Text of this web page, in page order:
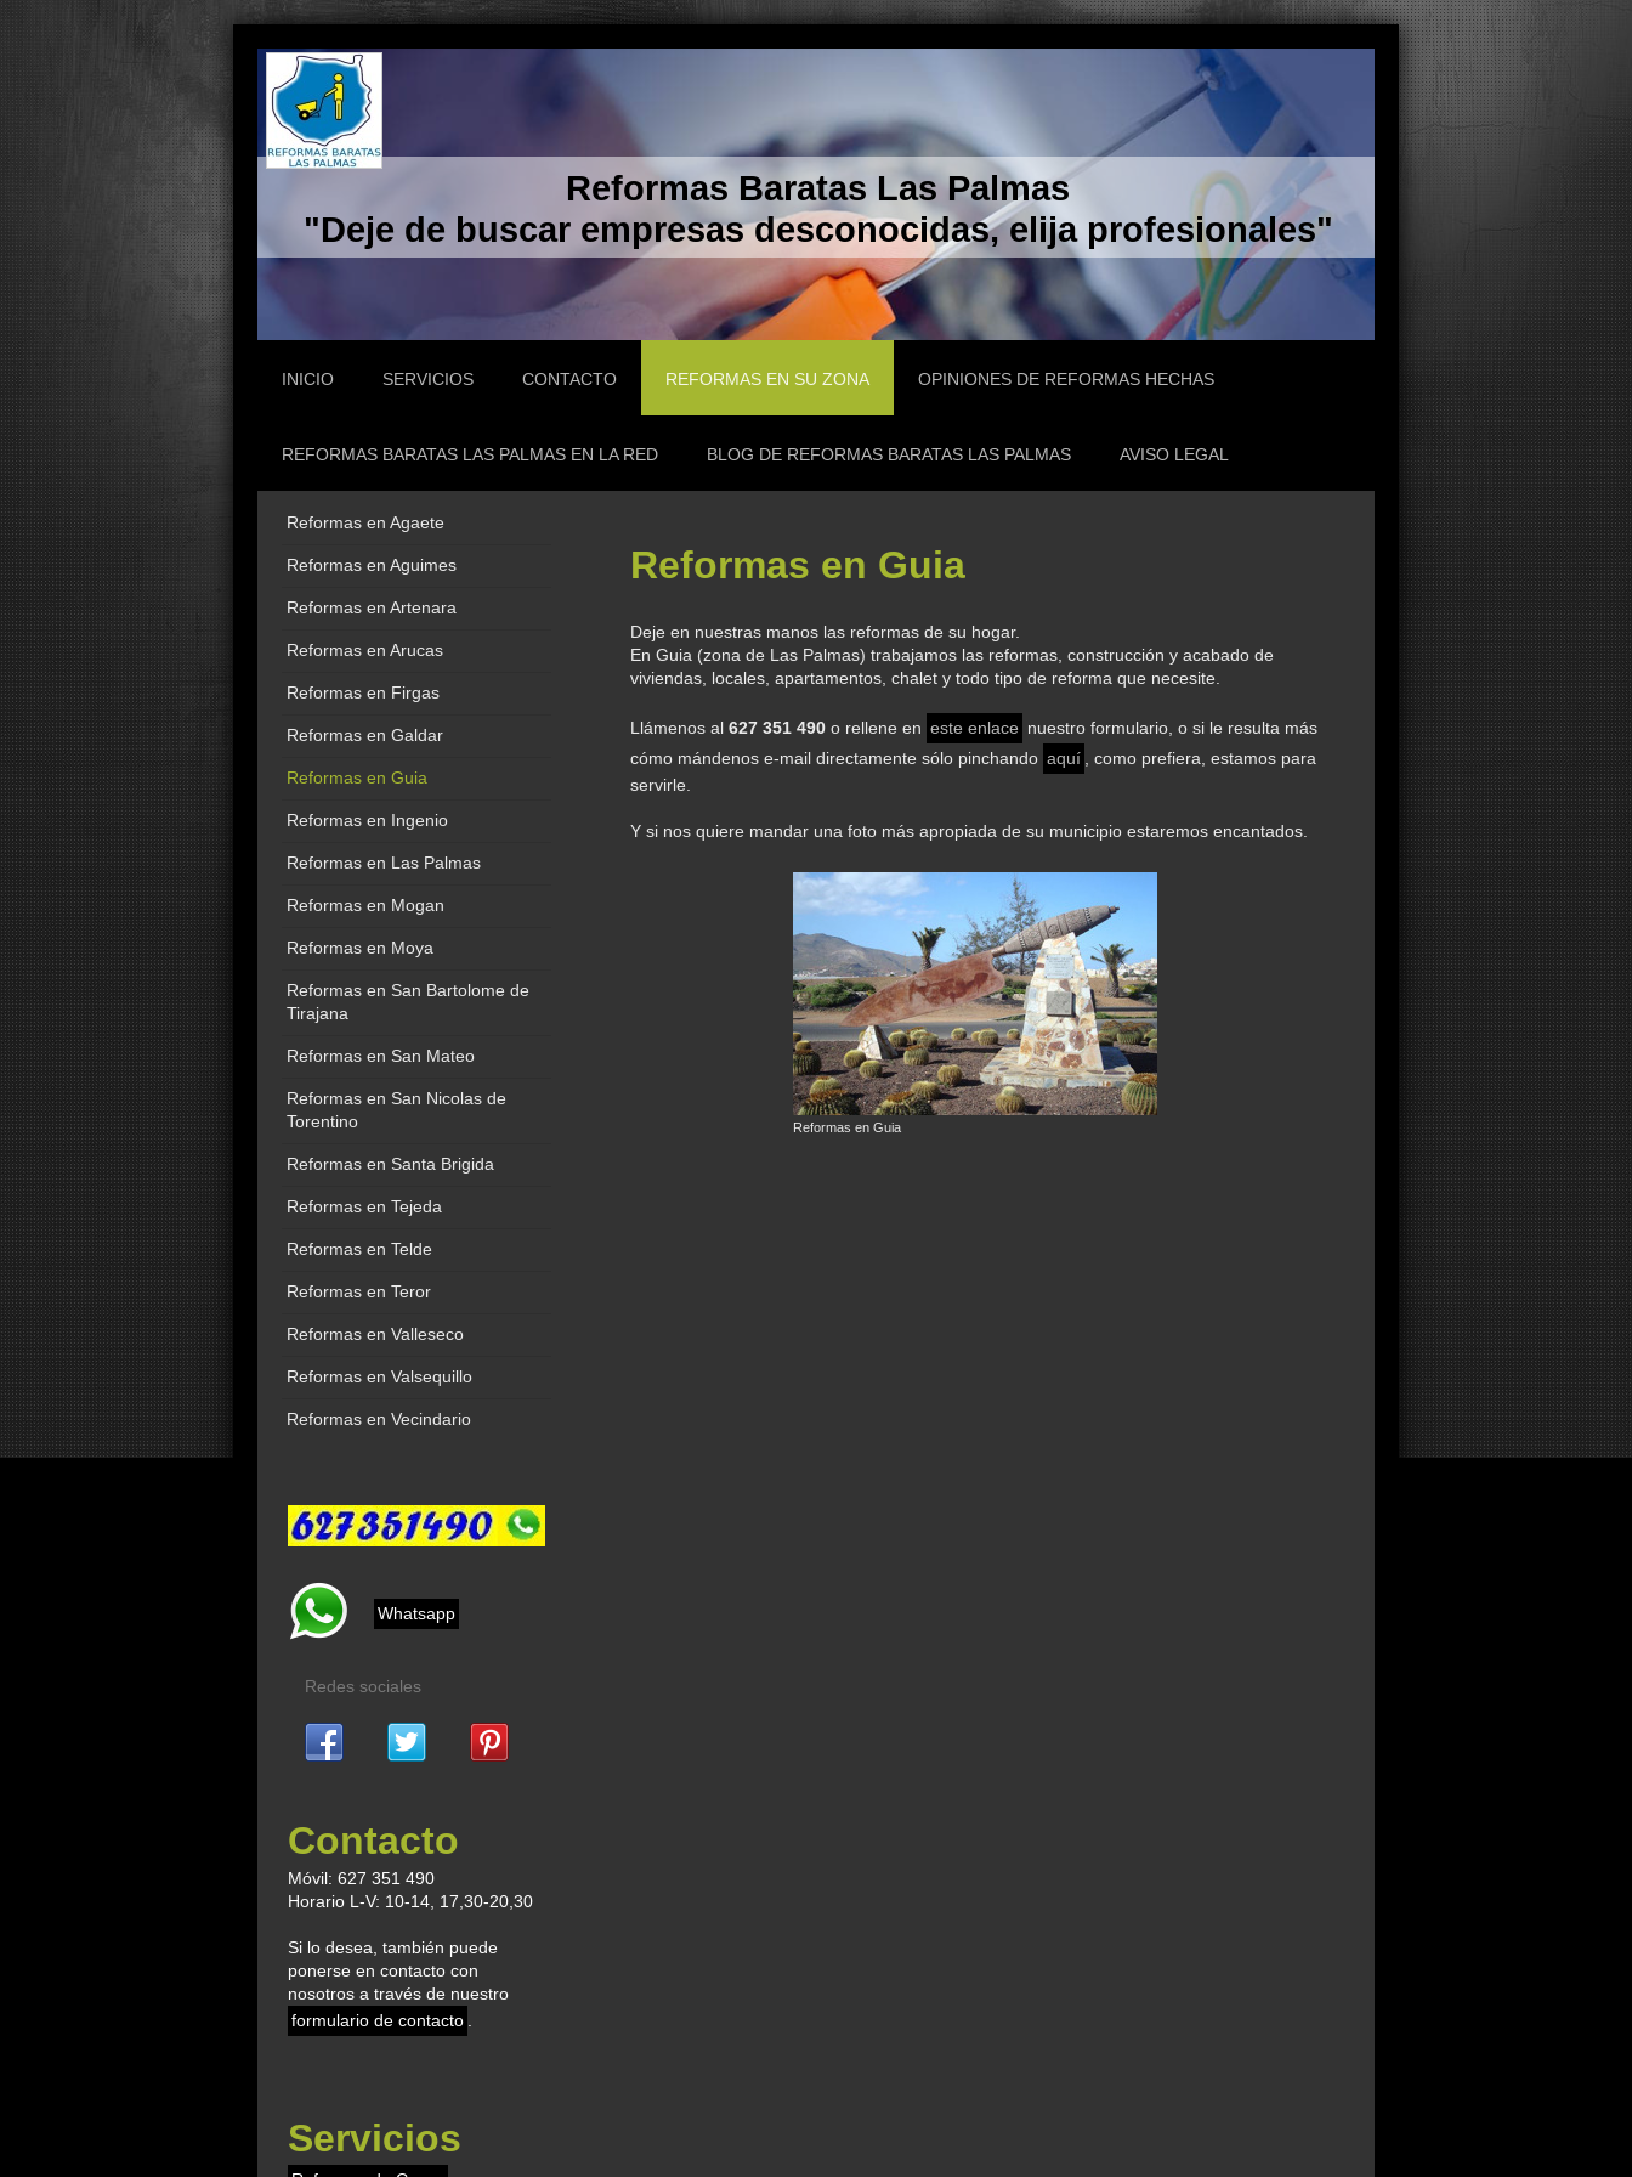
Reformas Baratas Las Palmas
"Deje de buscar empresas desconocidas, elija profesionales"
INICIO SERVICIOS CONTACTO REFORMAS EN SU ZONA OPINIONES DE REFORMAS HECHAS
REFORMAS BARATAS LAS PALMAS EN LA RED BLOG DE REFORMAS BARATAS LAS PALMAS AVISO LEGAL
Reformas en Guia
Deje en nuestras manos las reformas de su hogar.
En Guia (zona de Las Palmas) trabajamos las reformas, construcción y acabado de
viviendas, locales, apartamentos, chalet y todo tipo de reforma que necesite.
Llámenos al627 351 490 o rellene en este enlace nuestro formulario, o si le resulta más
cómo mándenos e-mail directamente sólo pinchando aquí
, como prefiera, estamos para
servirle.
Y si nos quiere mandar una foto más apropiada de su municipio estaremos encantados.
Reformas en Guia
Reformas en Agaete
Reformas en Aguimes
Reformas en Artenara
Reformas en Arucas
Reformas en Firgas
Reformas en Galdar
Reformas en Guia
Reformas en Ingenio
Reformas en Las Palmas
Reformas en Mogan
Reformas en Moya
Reformas en San Bartolome de
Tirajana
Reformas en San Mateo
Reformas en San Nicolas de
Torentino
Reformas en Santa Brigida
Reformas en Tejeda
Reformas en Telde
Reformas en Teror
Reformas en Valleseco
Reformas en Valsequillo
Reformas en Vecindario
Whatsapp
Redes sociales
Contacto
Móvil: 627 351 490
Horario L-V: 10-14, 17,30-20,30
Si lo desea, también puede
ponerse en contacto con
nosotros a través de nuestro
formulario de contacto
Servicios